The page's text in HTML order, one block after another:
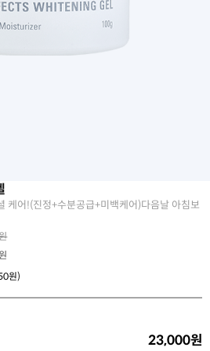
케어!(진정+수분공급+미백케어)다음날 아침보
원)
23,000원